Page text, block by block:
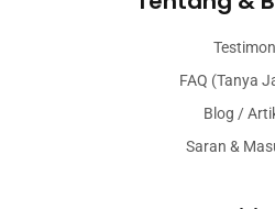
FAQ (Tanya
Blog /
Saran &